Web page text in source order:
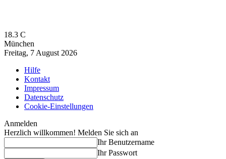
18.3 C
München
Freitag, 7 August 2026
Hilfe
Kontakt
Impressum
Datenschutz
Cookie-Einstellungen
Anmelden
Herzlich willkommen! Melden Sie sich an
Ihr Benutzername
Ihr Passwort